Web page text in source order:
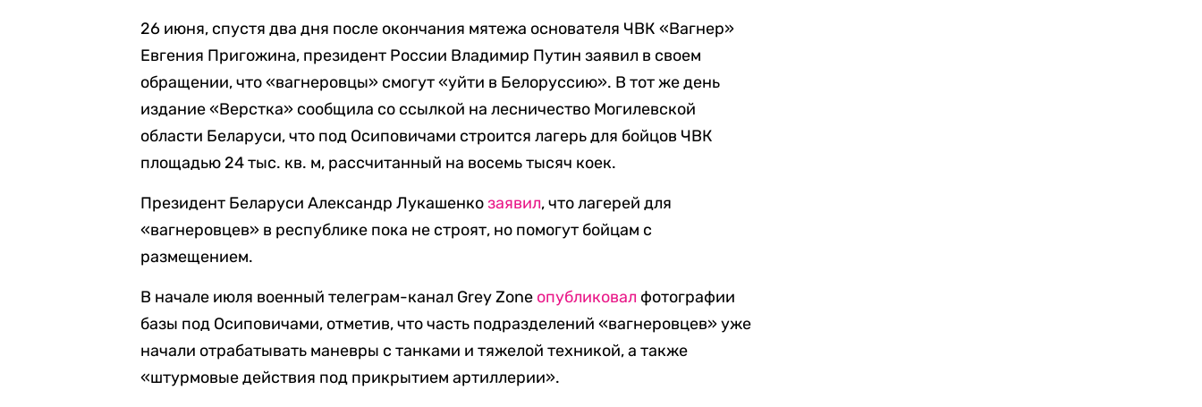
26 июня, спустя два дня после окончания мятежа основателя ЧВК «Вагнер»
Евгения Пригожина, президент России Владимир Путин заявил в своем
обращении, что «вагнеровцы» смогут «уйти в Белоруссию». В тот же день
издание «Верстка» сообщила со ссылкой на лесничество Могилевской
области Беларуси, что под Осиповичами строится лагерь для бойцов ЧВК
площадью 24 тыс. кв. м, рассчитанный на восемь тысяч коек.
Президент Беларуси Александр Лукашенкозаявил, что лагерей для
«вагнеровцев» в республике пока не строят, но помогут бойцам с
размещением.
В начале июля военный телеграм-канал Grey Zone опубликовал фотографии
базы под Осиповичами, отметив, что часть подразделений «вагнеровцев» уже
начали отрабатывать маневры с танками и тяжелой техникой, а также
«штурмовые действия под прикрытием артиллерии».